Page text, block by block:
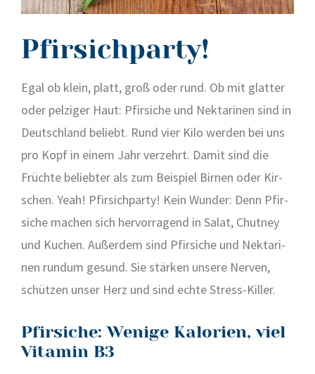
Pfirsichparty!
Egal ob klein, platt, groß oder rund. Ob mit glat­ter
oder pel­zi­ger Haut: Pfir­si­che und Nek­ta­ri­nen sind in
Deutsch­land beliebt. Rund vier Kilo wer­den bei uns
pro Kopf in einem Jahr ver­zehrt. Damit sind die
Früch­te belieb­ter als zum Bei­spiel Bir­nen oder Kir­
schen. Yeah! Pfir­sich­par­ty! Kein Wun­der: Denn Pfir­
si­che machen sich her­vor­ra­gend in Salat, Chut­ney
und Kuchen. Außer­dem sind Pfir­si­che und Nek­ta­ri­
nen rund­um gesund. Sie stär­ken unse­re Ner­ven,
schüt­zen unser Herz und sind ech­te Stress-Kil­ler.
Pfirsiche: Wenige Kalorien, viel
Vitamin B3